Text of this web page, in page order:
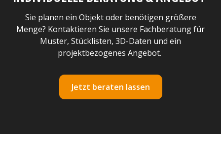
Sie planen ein Objekt oder benötigen größere
Menge? Kontaktieren Sie unsere Fachberatung für
Muster, Stücklisten, 3D-Daten und ein
projektbezogenes Angebot.
Jetzt beraten lassen